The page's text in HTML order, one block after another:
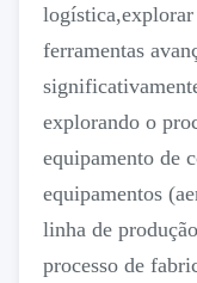
ferramentas
explorando o
equipamento de
equipamentos
linha de
processo de